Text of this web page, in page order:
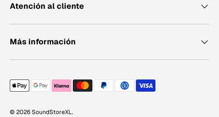
Atención al cliente
Más información
Métodos de pago aceptados
© 2026SoundStoreXL.